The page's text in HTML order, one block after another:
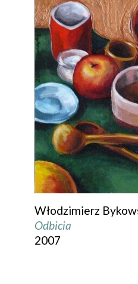
Włodzimierz
Odbicia
2007